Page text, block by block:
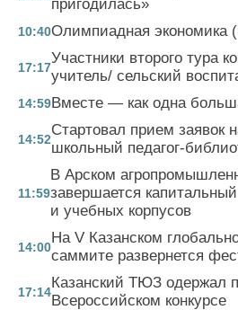
пригодилась»
10:40Олимпиадная экономика
17:17
Участники второго тура
учитель/ сельский
14:59Вместе — как одна
14:52
Стартовал прием заявок
школьный педагог-
11:59
В Арском
завершается
и учебных корпусов
14:00
На V Казанском
саммите развернется
17:14
Казанский ТЮЗ одержал
Всероссийском конкурсе